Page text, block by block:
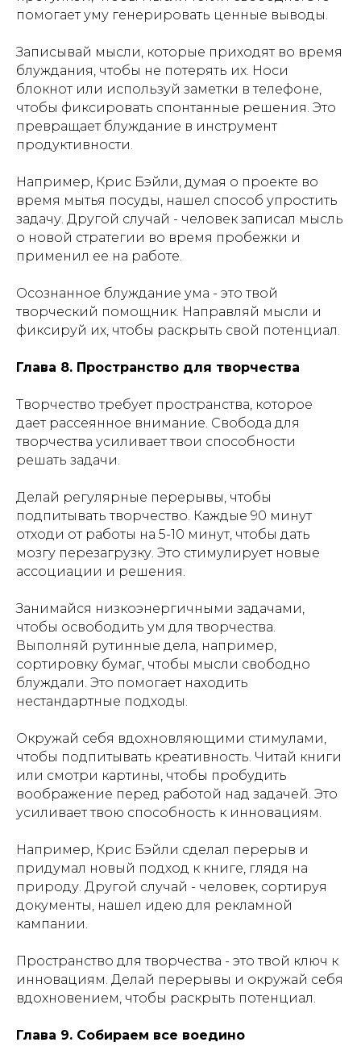
помогает уму генерировать ценные выводы.
Записывай мысли, которые приходят во время
блуждания, чтобы не потерять их. Носи
блокнот или используй заметки в телефоне,
чтобы фиксировать спонтанные решения. Это
превращает блуждание в инструмент
продуктивности.
Например, Крис Бэйли, думая о проекте во
время мытья посуды, нашел способ упростить
задачу. Другой случай - человек записал мысль
о новой стратегии во время пробежки и
применил ее на работе.
Осознанное блуждание ума - это твой
творческий помощник. Направляй мысли и
фиксируй их, чтобы раскрыть свой потенциал.
Глава 8. Пространство для творчества
Творчество требует пространства, которое
дает рассеянное внимание. Свобода для
творчества усиливает твои способности
решать задачи.
Делай регулярные перерывы, чтобы
подпитывать творчество. Каждые 90 минут
отходи от работы на 5-10 минут, чтобы дать
мозгу перезагрузку. Это стимулирует новые
ассоциации и решения.
Занимайся низкоэнергичными задачами,
чтобы освободить ум для творчества.
Выполняй рутинные дела, например,
сортировку бумаг, чтобы мысли свободно
блуждали. Это помогает находить
нестандартные подходы.
Окружай себя вдохновляющими стимулами,
чтобы подпитывать креативность. Читай книги
или смотри картины, чтобы пробудить
воображение перед работой над задачей. Это
усиливает твою способность к инновациям.
Например, Крис Бэйли сделал перерыв и
придумал новый подход к книге, глядя на
природу. Другой случай - человек, сортируя
документы, нашел идею для рекламной
кампании.
Пространство для творчества - это твой ключ к
инновациям. Делай перерывы и окружай себя
вдохновением, чтобы раскрыть потенциал.
Глава 9. Собираем все воедино